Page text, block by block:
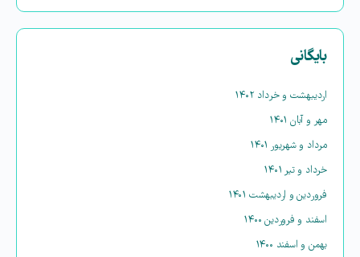
بایگانی
اردیبهشت و خرداد ۱۴۰۲
مهر و آبان ۱۴۰۱
مرداد و شهریور ۱۴۰۱
خرداد و تیر ۱۴۰۱
فروردین و اردیبهشت ۱۴۰۱
اسفند و فروردین ۱۴۰۰
بهمن و اسفند ۱۴۰۰